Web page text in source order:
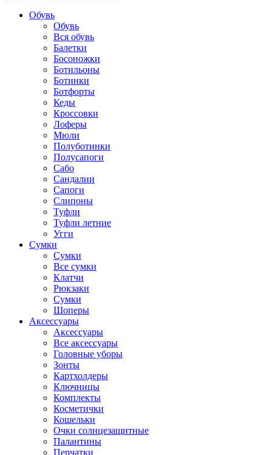
Обувь
Обувь
Вся обувь
Балетки
Босоножки
Ботильоны
Ботинки
Ботфорты
Кеды
Кроссовки
Лоферы
Мюли
Полуботинки
Полусапоги
Сабо
Сандалии
Сапоги
Слипоны
Туфли
Туфли летние
Угги
Сумки
Сумки
Все сумки
Клатчи
Рюкзаки
Сумки
Шоперы
Аксессуары
Аксессуары
Все аксессуары
Головные уборы
Зонты
Картхолдеры
Ключницы
Комплекты
Косметички
Кошельки
Очки солнцезащитные
Палантины
Перчатки